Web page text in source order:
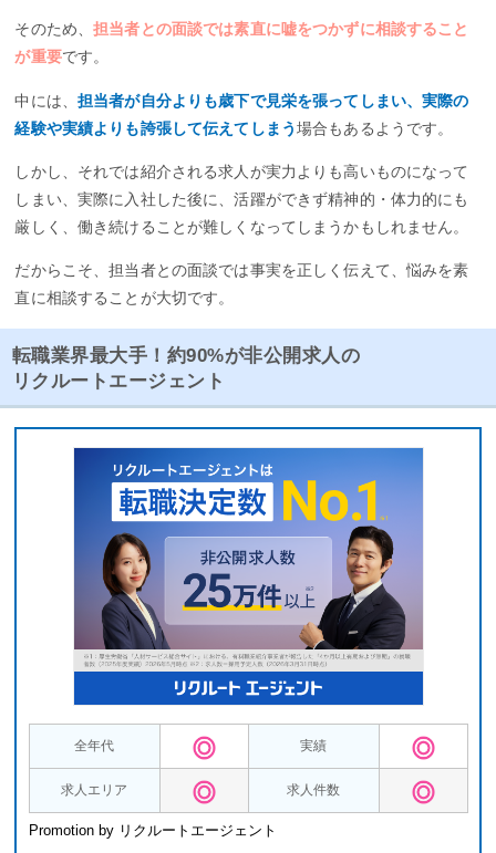
そのため、担当者との面談では素直に嘘をつかずに相談すること
が重要です。
中には、担当者が自分よりも歳下で見栄を張ってしまい、実際の
経験や実績よりも誇張して伝えてしまう場合もあるようです。
しかし、それでは紹介される求人が実力よりも高いものになって
しまい、実際に入社した後に、活躍ができず精神的・体力的にも
厳しく、働き続けることが難しくなってしまうかもしれません。
だからこそ、担当者との面談では事実を正しく伝えて、悩みを素
直に相談することが大切です。
転職業界最大手！約90%が非公開求人の
リクルートエージェント
全年代 実績
求人エリア 求人件数
Promotion by リクルートエージェント